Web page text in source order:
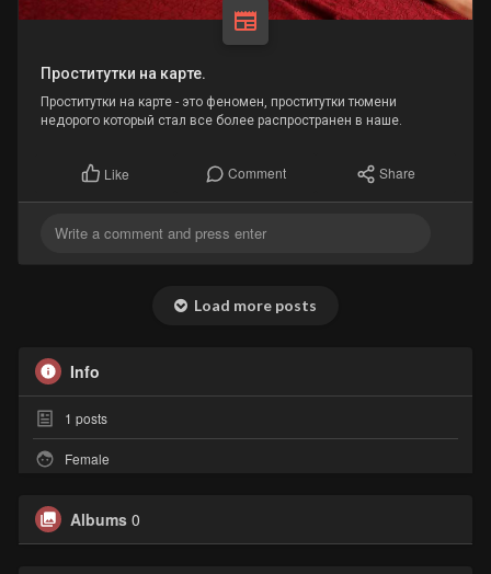
Проститутки на карте.
Проститутки на карте - это феномен, проститутки тюмени
недорого который стал все более распространен в наше.
Like Comment Share
Load more posts
Info
1 posts
Female
Albums 0